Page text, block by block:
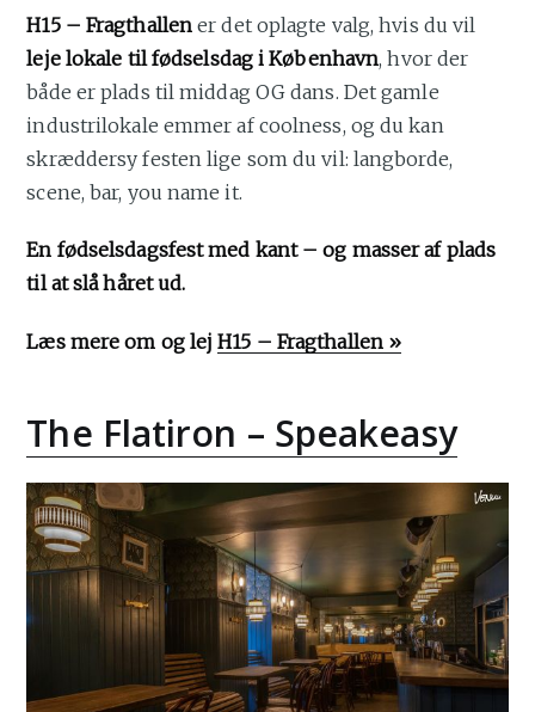
H15 – Fragthallen er det oplagte valg, hvis du vil
leje lokale til fødselsdag i København, hvor der
både er plads til middag OG dans. Det gamle
industrilokale emmer af coolness, og du kan
skræddersy festen lige som du vil: langborde,
scene, bar, you name it.
En fødselsdagsfest med kant – og masser af plads
til at slå håret ud.
Læs mere om og lejH15 – Fragthallen »
The Flatiron – Speakeasy